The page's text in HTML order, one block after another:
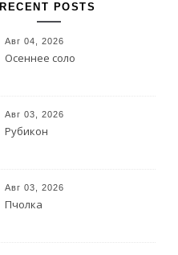
RECENT POSTS
Авг 04, 2026
Осеннее соло
Авг 03, 2026
Рубикон
Авг 03, 2026
Пчолка